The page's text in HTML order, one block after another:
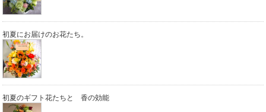
初夏にお届けのお花たち。
初夏のギフト花たちと 香の効能